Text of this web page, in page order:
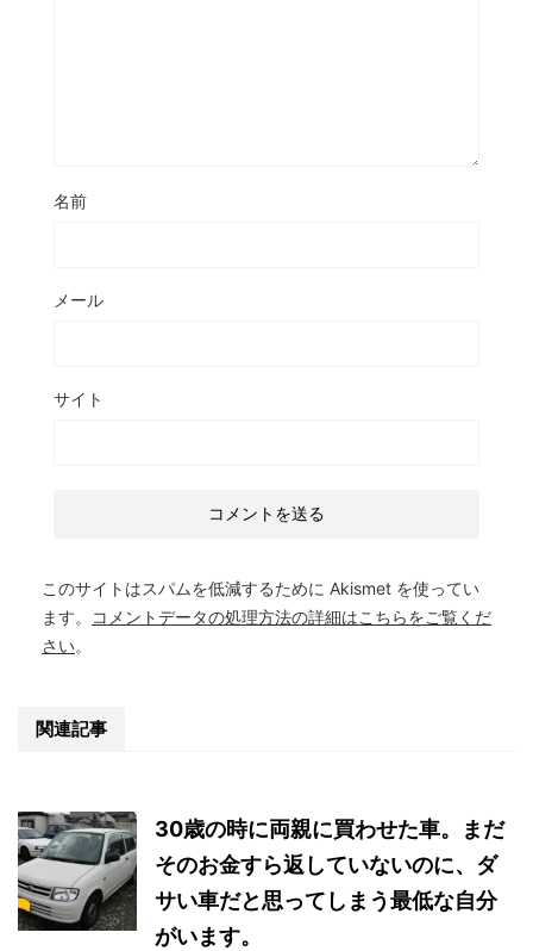
名前
メール
サイト
このサイトはスパムを低減するために Akismet を使ってい
ます。
コメントデータの処理方法の詳細はこちらをご覧くだ
さい。
関連記事
30歳の時に両親に買わせた車。まだ
そのお金すら返していないのに、ダ
サい車だと思ってしまう最低な自分
がいます。